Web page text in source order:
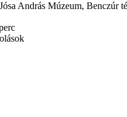
András Múzeum, Benczúr